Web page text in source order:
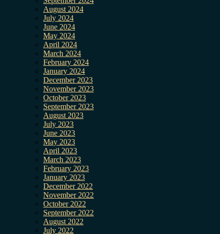
August 2024
July 2024
June 2024
May 2024
April 2024
March 2024
February 2024
January 2024
December 2023
November 2023
October 2023
September 2023
August 2023
July 2023
June 2023
May 2023
April 2023
March 2023
February 2023
January 2023
December 2022
November 2022
October 2022
September 2022
August 2022
July 2022